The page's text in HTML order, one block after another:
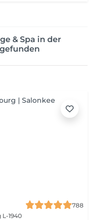
& Spa in der
788
1940